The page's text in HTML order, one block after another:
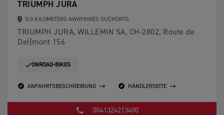
TRIUMPH JURA
0.0 KILOMETERS AWAYIHRES SUCHORTS.
TRIUMPH JURA, WILLEMIN SA, CH-2802, Route de
Del{mont 156
ONROAD-BIKES
ANFAHRTSBESCHREIBUNG HÄNDLERSEITE
0041324213400